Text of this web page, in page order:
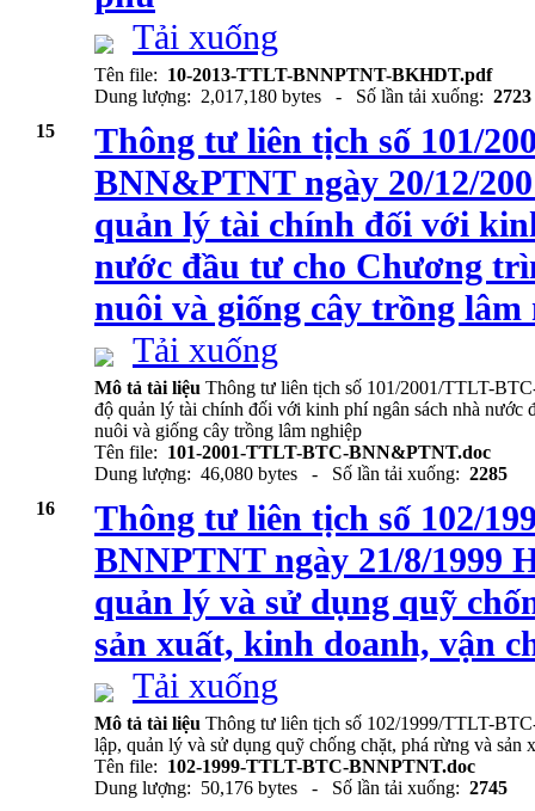
Tải xuống
Tên file: 10-2013-TTLT-BNNPTNT-BKHDT.pdf
Dung lượng: 2,017,180 bytes - Số lần tải xuống: 2723
15
Thông tư liên tịch số 101/
BNN&PTNT ngày 20/12/
quản lý tài chính đối với
nước đầu tư cho Chương
nuôi và giống cây trồng lâm
Tải xuống
Mô tả tài liệu Thông tư liên tịch số 101/2001/TTLT-
độ quản lý tài chính đối với kinh phí ngân sách nhà
nuôi và giống cây trồng lâm nghiệp
Tên file: 101-2001-TTLT-BTC-BNN&PTNT.doc
Dung lượng: 46,080 bytes - Số lần tải xuống: 2285
16
Thông tư liên tịch số 102/
BNNPTNT ngày 21/8/1999
quản lý và sử dụng quỹ
sản xuất, kinh doanh, vận
Tải xuống
Mô tả tài liệu Thông tư liên tịch số 102/1999/TTLT-
lập, quản lý và sử dụng quỹ chống chặt, phá rừng và sản
Tên file: 102-1999-TTLT-BTC-BNNPTNT.doc
Dung lượng: 50,176 bytes - Số lần tải xuống: 2745